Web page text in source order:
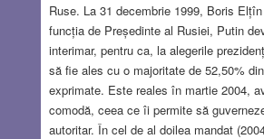
Ruse. La 31 decembrie 1999, Boris
funcția de Președinte al Rusiei, Putin
interimar, pentru ca, la alegerile
să fie ales cu o majoritate de 52,50%
exprimate. Este reales în martie 2004,
comodă, ceea ce îi permite să
autoritar. În cel de al doilea mandat